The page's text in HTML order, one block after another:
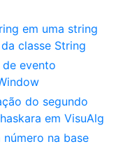
em uma string
classe String
evento
do segundo
em VisuAlg
na base